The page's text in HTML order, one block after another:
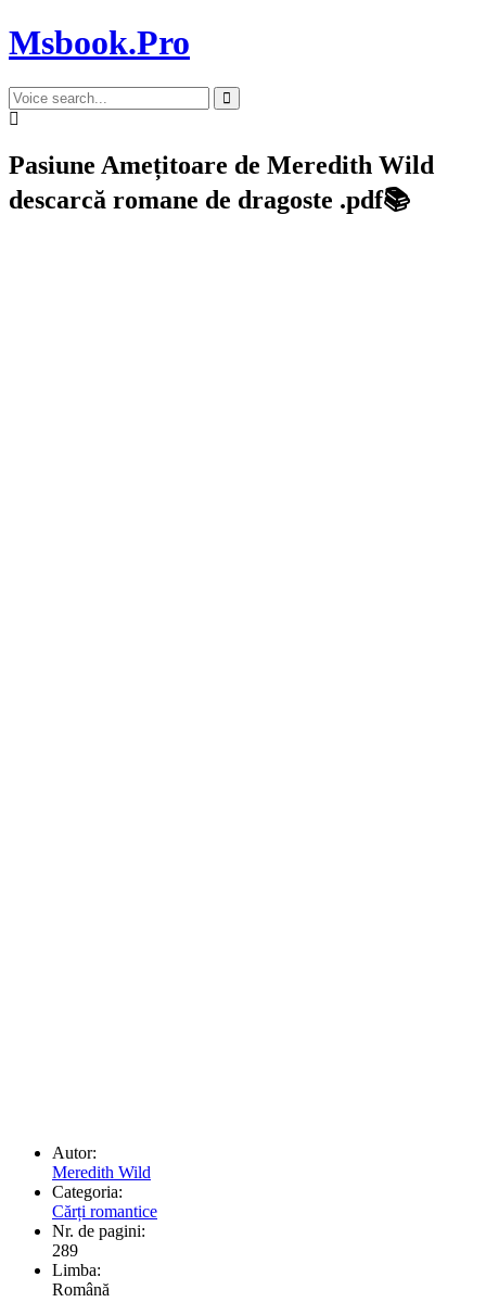
Msbook.Pro
Pasiune Amețitoare de Meredith Wild
descarcă romane de dragoste .pdf📚
Autor:
Meredith Wild
Categoria:
Cărți romantice
Nr. de pagini:
289
Limba:
Română